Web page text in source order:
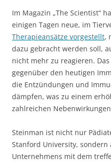
Im Magazin „The Scientist“
einigen Tagen neue, im
Therapieansätze vorgestellt,
dazu gebracht werden soll,
nicht mehr zu reagieren.
gegenüber den heutigen
die Entzündungen und
dämpfen, was zu einem
zahlreichen
Steinman ist nicht nur
Stanford University, sondern
Unternehmens mit dem